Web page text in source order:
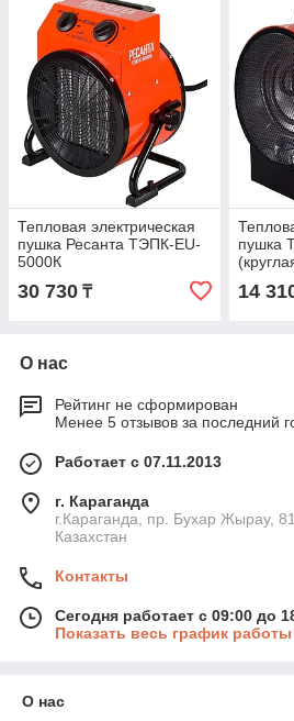
Тепловая электрическая
пушка Ресанта ТЭПК-EU-
5000К
30 730 ₸
пушка
14
О нас
Рейтинг не сформирован
Менее 5 отзывов за последний
Работает с 07.11.2013
г. Караганда
г.Караганда, пр. Бухар Жырау,
Казахстан
Контакты
Сегодня работает с 09:00 до
Показать весь график работы
О нас